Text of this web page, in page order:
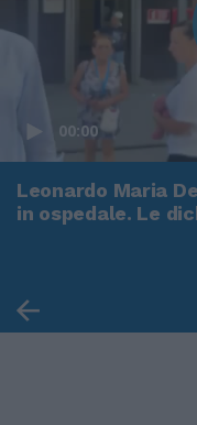
00:00
Leonardo Maria
in ospedale. Le